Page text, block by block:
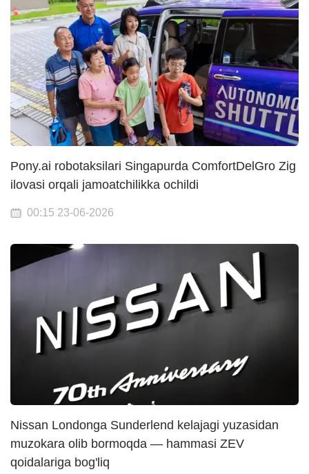
Pony.ai robotaksilari Singapurda ComfortDelGro Zig
ilovasi orqali jamoatchilikka ochildi
00:15 23-06-2026
Nissan Londonga Sunderlend kelajagi yuzasidan
muzokara olib bormoqda — hammasi ZEV
qoidalariga bog'liq